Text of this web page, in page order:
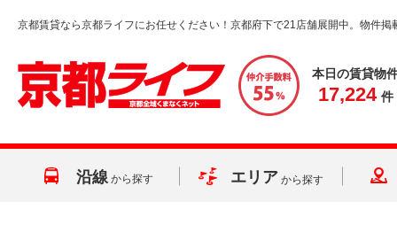
京都賃貸なら京都ライフにお任せください！京都府下で21店舗展開中。物件掲
本日の賃貸物
17,224 件
沿線 から探す エリア から探す